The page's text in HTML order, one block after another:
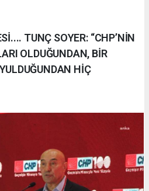
TUNÇ SOYER: “CHP’NİN
OLDUĞUNDAN, BİR
HİÇ